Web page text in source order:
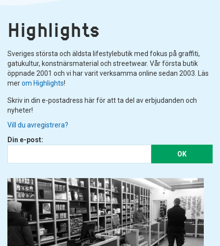
Highlights
Sveriges största och äldsta lifestylebutik med fokus på graffiti,
gatukultur, konstnärsmaterial och streetwear. Vår första butik
öppnade 2001 och vi har varit verksamma online sedan 2003. Läs
merom Highlights!
Skriv in din e-postadress här för att ta del av erbjudanden och
nyheter!
Vill du avregistrera?
Din e-post:
OK